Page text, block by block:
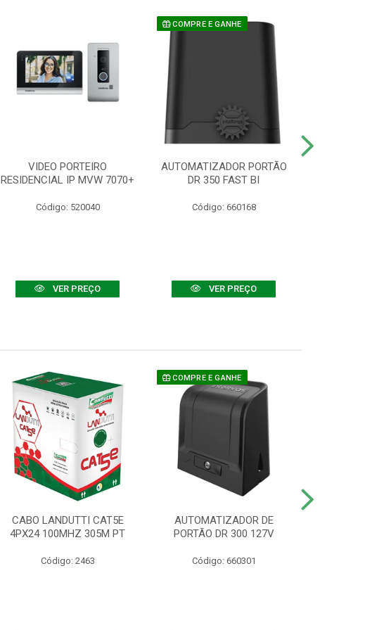
VIDEO PORTEIRO
RESIDENCIAL IP MVW 7070+
Código: 520040
VER PREÇO
COMPRE E GANHE
AUTOMATIZADOR PORTÃO
DR 350 FAST BI
Código: 660168
VER PREÇO
CABO LANDUTTI CAT5E
4PX24 100MHZ 305M PT
Código: 2463
COMPRE E GANHE
AUTOMATIZADOR DE
PORTÃO DR 300 127V
Código: 660301